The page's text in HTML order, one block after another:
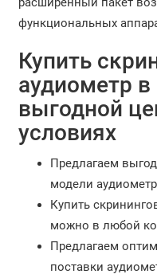
функциональных
Купить
аудиометр
выгодной
условиях
Предлагаем
модели
Купить
можно в любой
Предлагаем
поставки